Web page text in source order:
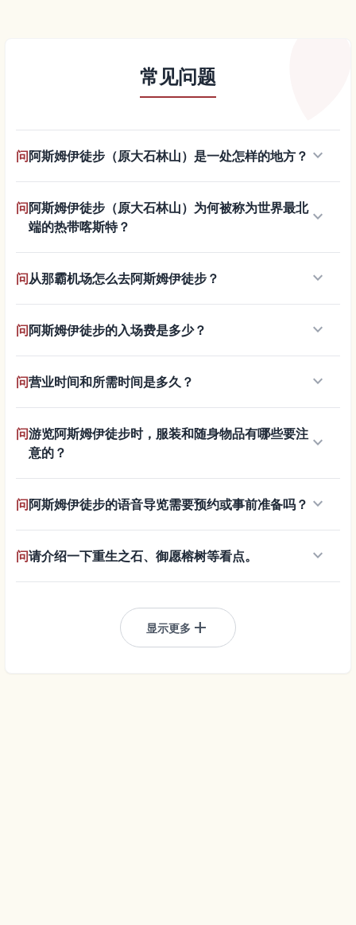
常见问题
问阿斯姆伊徒步（原大石林山）是一处怎样的地方？ keyboard_arrow_down
问阿斯姆伊徒步（原大石林山）为何被称为世界最北
端的热带喀斯特？
keyboard_arrow_down
问从那霸机场怎么去阿斯姆伊徒步？ keyboard_arrow_down
问阿斯姆伊徒步的入场费是多少？ keyboard_arrow_down
问营业时间和所需时间是多久？ keyboard_arrow_down
问游览阿斯姆伊徒步时，服装和随身物品有哪些要注
意的？
keyboard_arrow_down
问阿斯姆伊徒步的语音导览需要预约或事前准备吗？ keyboard_arrow_down
问请介绍一下重生之石、御愿榕树等看点。 keyboard_arrow_down
显示更多 add